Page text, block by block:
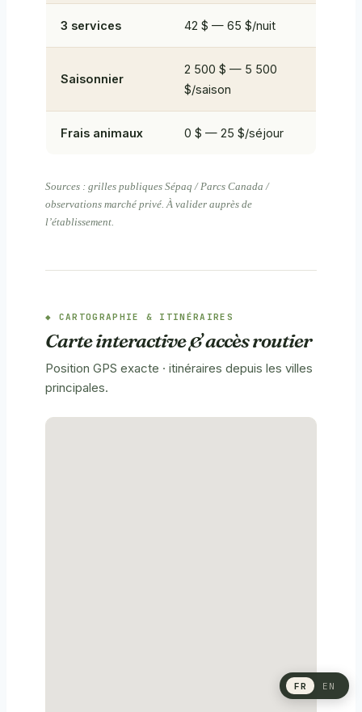
3 services 42 $ — 65 $/nuit
Saisonnier
2 500 $ — 5 500
$/saison
Frais animaux 0 $ — 25 $/séjour
Sources : grilles publiques Sépaq / Parcs Canada /
observations marché privé. À valider auprès de
l’établissement.
CARTOGRAPHIE & ITINÉRAIRES
Carte interactive & accès routier
Position GPS exacte · itinéraires depuis les villes
principales.
FR EN